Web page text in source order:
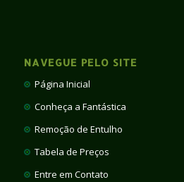
NAVEGUE PELO SITE
Página Inicial
Conheça a Fantástica
Remoção de Entulho
Tabela de Preços
Entre em Contato